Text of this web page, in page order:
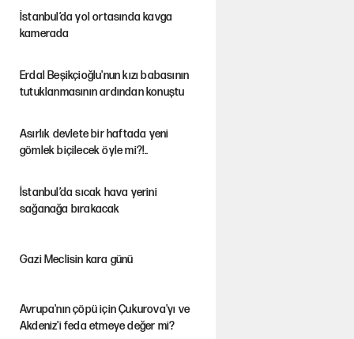
İstanbul’da yol ortasında kavga
kamerada
Erdal Beşikçioğlu'nun kızı babasının
tutuklanmasının ardından konuştu
Asırlık devlete bir haftada yeni
gömlek biçilecek öyle mi?!..
İstanbul’da sıcak hava yerini
sağanağa bırakacak
Gazi Meclisin kara günü
Avrupa'nın çöpü için Çukurova'yı ve
Akdeniz'i feda etmeye değer mi?